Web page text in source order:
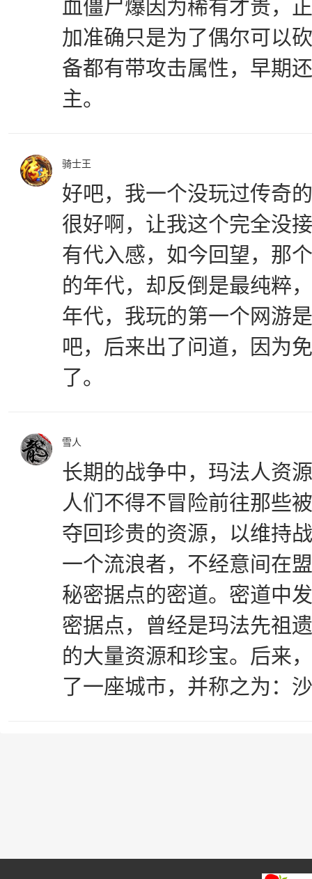
血僵尸爆因为稀有才贵，
加准确只是为了偶尔可以
备都有带攻击属性，早期
主。
骑士王
好吧，我一个没玩过传奇
很好啊，让我这个完全没
有代入感，如今回望，那
的年代，却反倒是最纯粹
年代，我玩的第一个网游
吧，后来出了问道，因为
了。
雪人
长期的战争中，玛法人资
人们不得不冒险前往那些
夺回珍贵的资源，以维持
一个流浪者，不经意间在
秘密据点的密道。密道中
密据点，曾经是玛法先祖
的大量资源和珍宝。后来
了一座城市，并称之为：